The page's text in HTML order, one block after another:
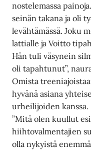
nostelemassa
seinän takana ja oli
levähtämässä. Joku
lattialle ja Voitto
Hän tuli väsynein
oli tapahtunut”,
Omista
hyvänä asiana
urheilijoiden kanssa.
”Mitä olen kuullut
hiihtovalmentajien
olla nykyistä